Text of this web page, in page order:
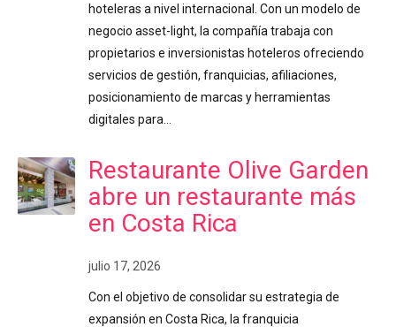
hoteleras a nivel internacional. Con un modelo de
negocio asset-light, la compañía trabaja con
propietarios e inversionistas hoteleros ofreciendo
servicios de gestión, franquicias, afiliaciones,
posicionamiento de marcas y herramientas
digitales para…
Restaurante Olive Garden
abre un restaurante más
en Costa Rica
julio 17, 2026
Con el objetivo de consolidar su estrategia de
expansión en Costa Rica, la franquicia